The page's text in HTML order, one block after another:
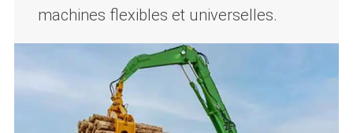
machines flexibles et universelles.